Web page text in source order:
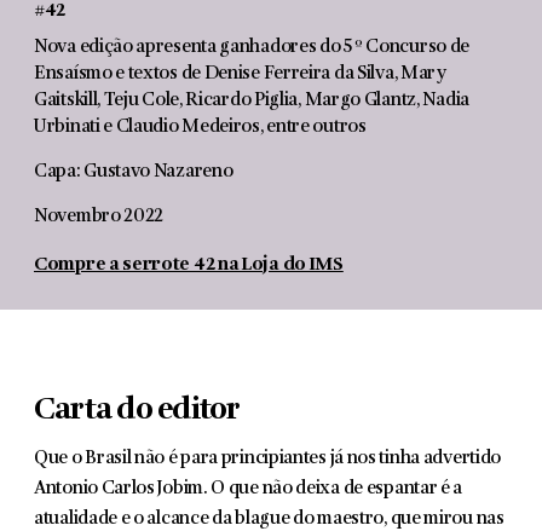
#42
Nova edição apresenta ganhadores do 5º Concurso de
Ensaísmo e textos de Denise Ferreira da Silva, Mary
Gaitskill, Teju Cole, Ricardo Piglia, Margo Glantz, Nadia
Urbinati e Claudio Medeiros, entre outros
Capa: Gustavo Nazareno
Novembro 2022
Compre a serrote 42 na Loja do IMS
Carta do editor
Que o Brasil não é para principiantes já nos tinha advertido
Antonio Carlos Jobim. O que não deixa de espantar é a
atualidade e o alcance da blague do maestro, que mirou nas